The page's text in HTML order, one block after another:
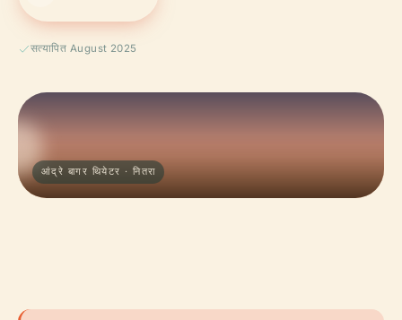
सत्यापित August 2025
आंद्रे बागर थियेटर · नितरा